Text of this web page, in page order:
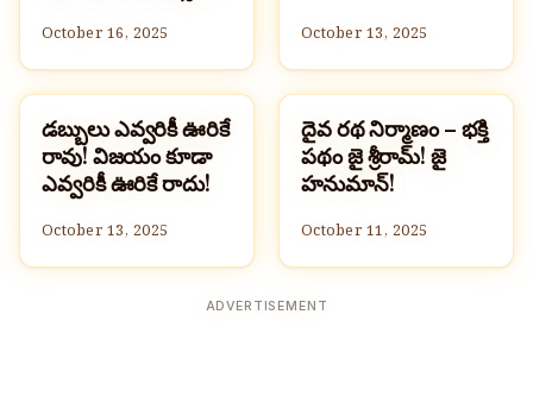
October 16, 2025 October 13, 2025
సమాచారం మరియు సేకరణ
డబ్బులు ఎవ్వరికీ ఊరికే
రావు! విజయం కూడా
ఎవ్వరికీ ఊరికే రాదు!
October 13, 2025
సమాచారం మరియు సేకరణ
దైవ రథ నిర్మాణం – భక్తి
పథం జై శ్రీరామ్! జై
హనుమాన్!
October 11, 2025
ADVERTISEMENT